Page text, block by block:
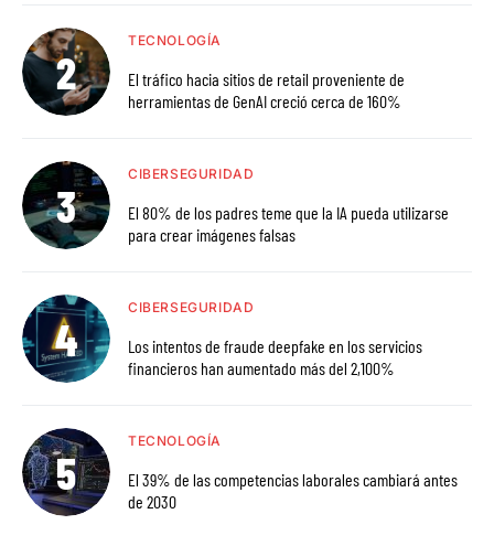
TECNOLOGÍA
El tráfico hacia sitios de retail proveniente de
herramientas de GenAI creció cerca de 160%
CIBERSEGURIDAD
El 80% de los padres teme que la IA pueda utilizarse
para crear imágenes falsas
CIBERSEGURIDAD
Los intentos de fraude deepfake en los servicios
financieros han aumentado más del 2,100%
TECNOLOGÍA
El 39% de las competencias laborales cambiará antes
de 2030